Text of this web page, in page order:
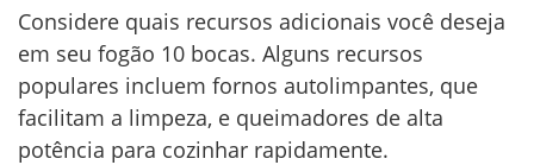
Considere quais recursos adicionais você deseja
em seu fogão 10 bocas. Alguns recursos
populares incluem fornos autolimpantes, que
facilitam a limpeza, e queimadores de alta
potência para cozinhar rapidamente.